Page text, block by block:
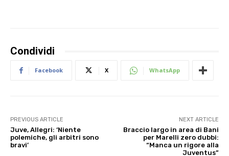
Condividi
Facebook X WhatsApp
PREVIOUS ARTICLE
Juve, Allegri: ‘Niente
polemiche, gli arbitri sono
bravi’
NEXT ARTICLE
Braccio largo in area di Bani
per Marelli zero dubbi:
“Manca un rigore alla
Juventus”